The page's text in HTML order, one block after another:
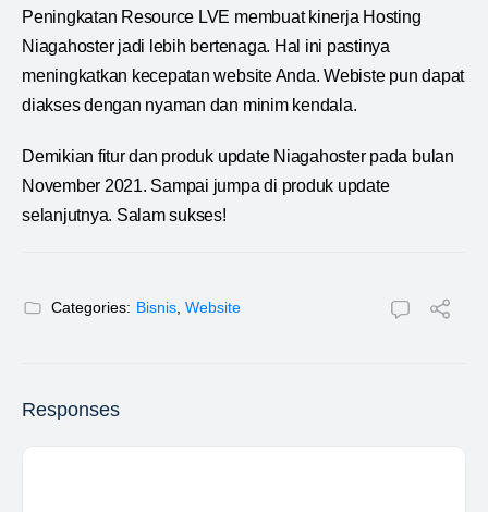
Peningkatan Resource LVE membuat kinerja Hosting
Niagahoster jadi lebih bertenaga. Hal ini pastinya
meningkatkan kecepatan website Anda. Webiste pun dapat
diakses dengan nyaman dan minim kendala.
Demikian fitur dan produk update Niagahoster pada bulan
November 2021. Sampai jumpa di produk update
selanjutnya. Salam sukses!
Categories: Bisnis Website
Responses